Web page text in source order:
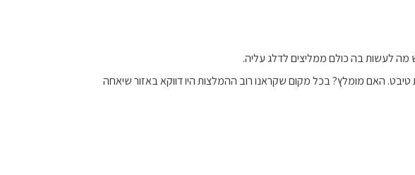
לעשות בה כולם ממליצים לדלג עליה.
טיבט. האם מומלץ? בכל מקום שקראנו רוב ההמלצות היו דווקא באזור שיאחה